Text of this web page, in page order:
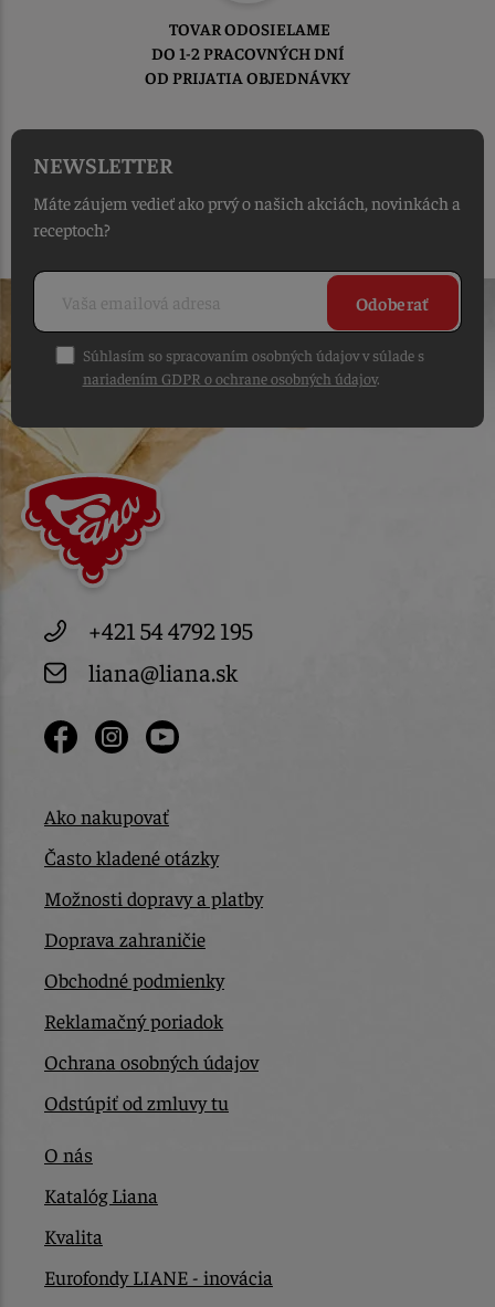
TOVAR ODOSIELAME
DO 1-2 PRACOVNÝCH DNÍ
OD PRIJATIA OBJEDNÁVKY
NEWSLETTER
Máte záujem vedieť ako prvý o našich akciách, novinkách a
receptoch?
Odoberať
Súhlasím so spracovaním osobných údajov v súlade s
nariadením GDPR o ochrane osobných údajov.
+421 54 4792 195
liana@liana.sk
Ako nakupovať
Často kladené otázky
Možnosti dopravy a platby
Doprava zahraničie
Obchodné podmienky
Reklamačný poriadok
Ochrana osobných údajov
Odstúpiť od zmluvy tu
O nás
Katalóg Liana
Kvalita
Eurofondy LIANE - inovácia